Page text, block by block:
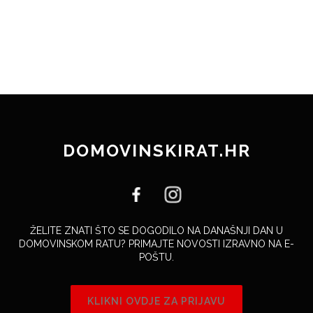
DOMOVINSKIRAT.HR
ŽELITE ZNATI ŠTO SE DOGODILO NA DANAŠNJI DAN U
DOMOVINSKOM RATU? PRIMAJTE NOVOSTI IZRAVNO NA E-
POŠTU.
KLIKNI OVDJE ZA PRIJAVU